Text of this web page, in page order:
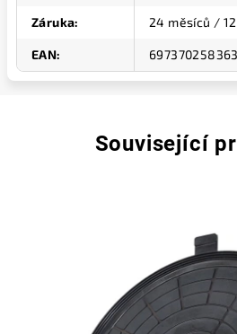
Záruka: 24 měsíců /
EAN:
Související